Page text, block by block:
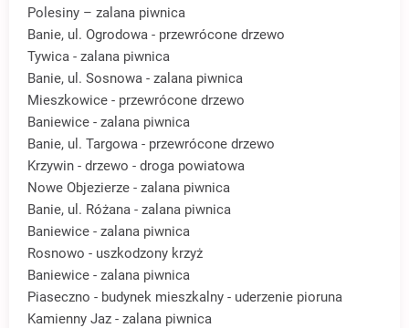
Polesiny – zalana piwnica
Banie, ul. Ogrodowa - przewrócone drzewo
Tywica - zalana piwnica
Banie, ul. Sosnowa - zalana piwnica
Mieszkowice - przewrócone drzewo
Baniewice - zalana piwnica
Banie, ul. Targowa - przewrócone drzewo
Krzywin - drzewo - droga powiatowa
Nowe Objezierze - zalana piwnica
Banie, ul. Różana - zalana piwnica
Baniewice - zalana piwnica
Rosnowo - uszkodzony krzyż
Baniewice - zalana piwnica
Piaseczno - budynek mieszkalny - uderzenie pioruna
Kamienny Jaz - zalana piwnica